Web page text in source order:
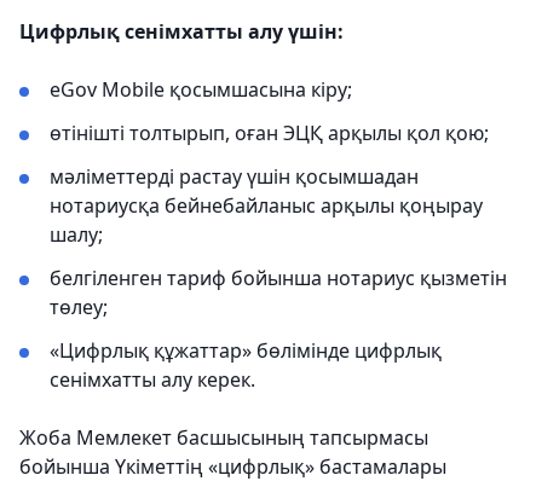
Цифрлық сенімхатты алу үшін:
eGov Mobile қосымшасына кіру;
өтінішті толтырып, оған ЭЦҚ арқылы қол қою;
мәліметтерді растау үшін қосымшадан
нотариусқа бейнебайланыс арқылы қоңырау
шалу;
белгіленген тариф бойынша нотариус қызметін
төлеу;
«Цифрлық құжаттар» бөлімінде цифрлық
сенімхатты алу керек.
Жоба Мемлекет басшысының тапсырмасы
бойынша Үкіметтің «цифрлық» бастамалары